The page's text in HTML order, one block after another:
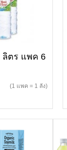
ลิตร แพค 6
(1 แพค = 1 ลัง)